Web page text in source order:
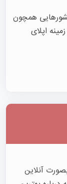
همچون
اپلای
آنلاین